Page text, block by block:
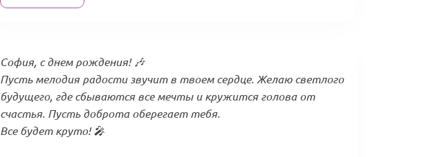
София, с днем рождения! 🎶
Пусть мелодия радости звучит в твоем сердце. Желаю светлого
будущего, где сбываются все мечты и кружится голова от
счастья. Пусть доброта оберегает тебя.
Все будет круто! 🎤